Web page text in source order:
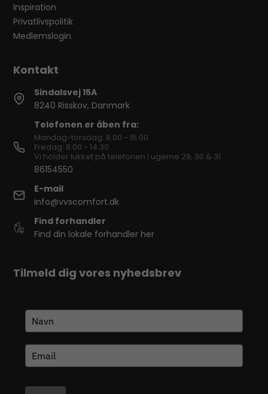
Inspiration
Privatlivspolitik
Medlemslogin
Sindalsvej 15A
8240 Risskov, Danmark
Telefonen er åben fra:
Mandag-torsdag: 8.00 - 15.00
Fredag: 8.00 - 14.30
Vi holder lukket på telefonen i ugerne 29, 30 & 31
86154550
E-mail
info@vvscomfort.dk
Find forhandler
Find din lokale forhandler her
Tilmeld dig vores nyhedsbrev